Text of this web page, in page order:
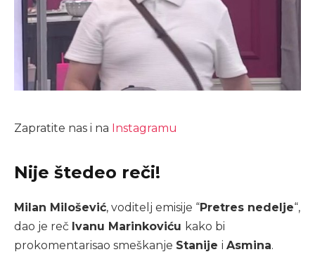
Zapratite nas i na Instagramu
Nije štedeo reči!
Milan Milošević, voditelj emisije “Pretres nedelje“,
dao je reč Ivanu Marinkoviću kako bi
prokomentarisao smeškanje Stanije i Asmina.